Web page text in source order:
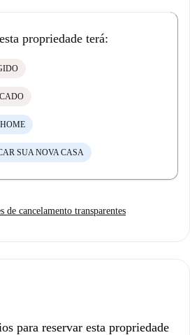
propriedade terá:
SUA NOVA CASA
de cancelamento transparentes
para reservar esta propriedade